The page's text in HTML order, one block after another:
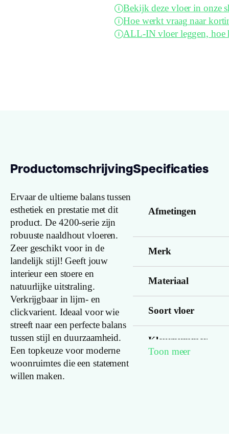
Bekijk deze vloer in onze
Hoe werkt vraag naar
ALL-IN vloer leggen, hoe
Productomschrijving
Ervaar de ultieme balans tussen
esthetiek en prestatie met dit
product. De 4200-serie zijn
robuuste naaldhout vloeren.
Zeer geschikt voor in de
landelijk stijl! Geeft jouw
interieur een stoere en
natuurlijke uitstraling.
Verkrijgbaar in lijm- en
clickvarient. Ideaal voor wie
streeft naar een perfecte balans
tussen stijl en duurzaamheid.
Een topkeuze voor moderne
woonruimtes die een statement
willen maken.
Specificaties
Afmetingen
Merk
Materiaal
Soort vloer
Kleurnummer
Toon meer